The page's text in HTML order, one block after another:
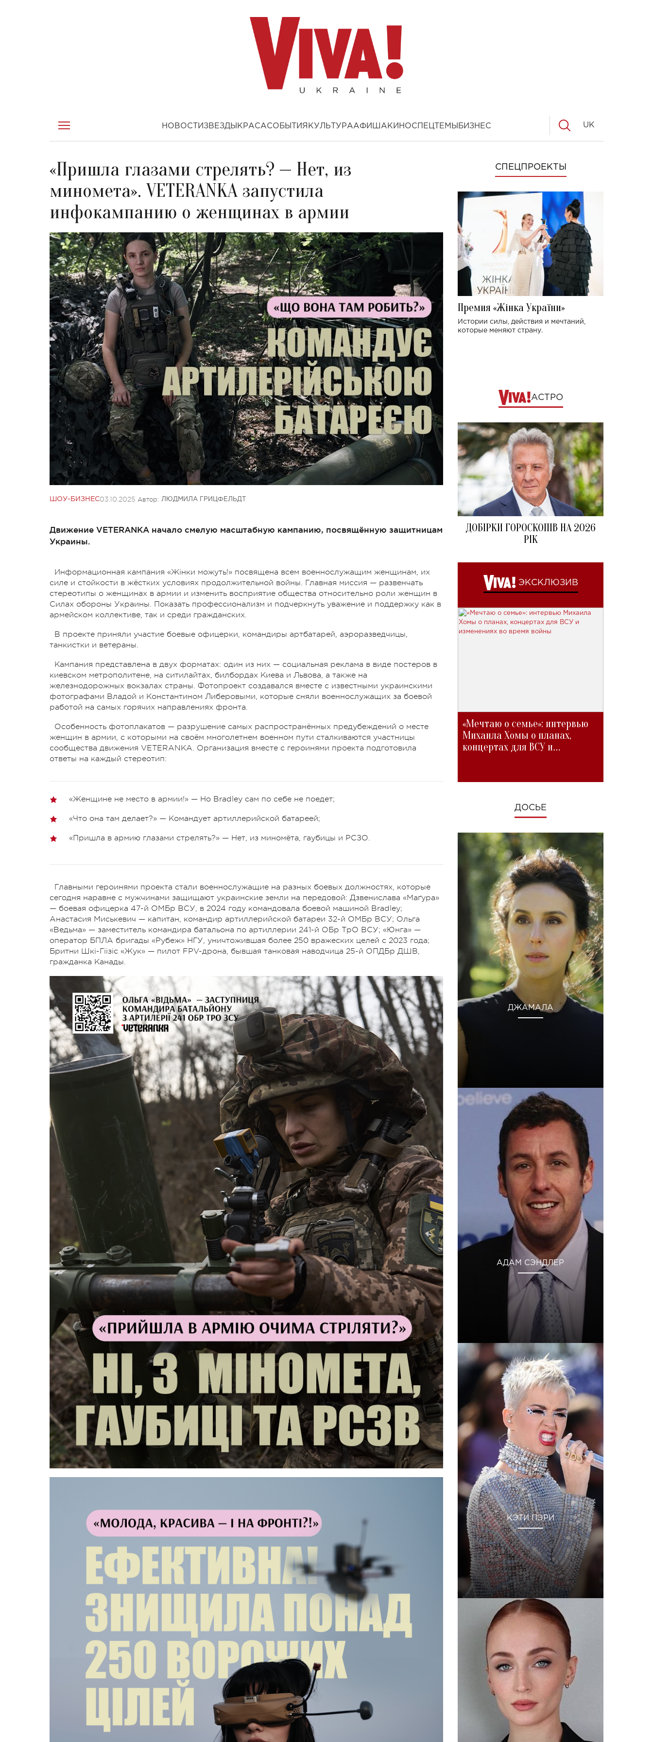
НОВОСТИ ЗВЕЗДЫ КРАСАСОБЫТИЯ КУЛЬТУРААФИША КИНОСПЕЦТЕМЫ БИЗНЕС UK
«Пришла глазами стрелять? — Нет, из
миномета». VETERANKA запустила
инфокампанию о женщинах в армии
ШОУ-БИЗНЕС03.10.2025 Автор: ЛЮДМИЛА ГРИЦФЕЛЬДТ
Движение VETERANKA начало смелую масштабную кампанию, посвящённую защитницам
Украины.
Информационная кампания «Жінки можуть!» посвящена всем военнослужащим женщинам, их
силе и стойкости в жёстких условиях продолжительной войны. Главная миссия — развенчать
стереотипы о женщинах в армии и изменить восприятие общества относительно роли женщин в
Силах обороны Украины. Показать профессионализм и подчеркнуть уважение и поддержку как в
армейском коллективе, так и среди гражданских.
В проекте приняли участие боевые офицерки, командиры артбатарей, аэроразведчицы,
танкистки и ветераны.
Кампания представлена в двух форматах: один из них — социальная реклама в виде постеров в
киевском метрополитене, на ситилайтах, билбордах Киева и Львова, а также на
железнодорожных вокзалах страны. Фотопроект создавался вместе с известными украинскими
фотографами Владой и Константином Либеровыми, которые сняли военнослужащих за боевой
работой на самых горячих направлениях фронта.
Особенность фотоплакатов — разрушение самых распространённых предубеждений о месте
женщин в армии, с которыми на своём многолетнем военном пути сталкиваются участницы
сообщества движения VETERANKA. Организация вместе с героинями проекта подготовила
ответы на каждый стереотип:
«Женщине не место в армии!» — Но Bradley сам по себе не поедет;
«Что она там делает?» — Командует артиллерийской батареей;
«Пришла в армию глазами стрелять?» — Нет, из миномёта, гаубицы и РСЗО.
Главными героинями проекта стали военнослужащие на разных боевых должностях, которые
сегодня наравне с мужчинами защищают украинские земли на передовой: Дзвенислава «Маґура»
— боевая офицерка 47-й ОМБр ВСУ, в 2024 году командовала боевой машиной Bradley;
Анастасия Миськевич — капитан, командир артиллерийской батареи 32-й ОМБр ВСУ; Ольга
«Ведьма» — заместитель командира батальона по артиллерии 241-й ОБр ТрО ВСУ; «Юнга» —
оператор БПЛА бригады «Рубеж» НГУ, уничтожившая более 250 вражеских целей с 2023 года;
Бритни Шкі-Гіізіс «Жук» — пилот FPV-дрона, бывшая танковая наводчица 25-й ОПДБр ДШВ,
гражданка Канады.
СПЕЦПРОЕКТЫ
Премия «Жінка України»
Истории силы, действия и мечтаний,
которые меняют страну.
АСТРО
ДОБІРКИ ГОРОСКОПІВ НА 2026
РІК
ЭКСКЛЮЗИВ
«Мечтаю о семье»: интервью
Михаила Хомы о планах,
концертах для ВСУ и
ДОСЬЕ
ДЖАМАЛА
АДАМ СЭНДЛЕР
КЭТИ ПЭРИ